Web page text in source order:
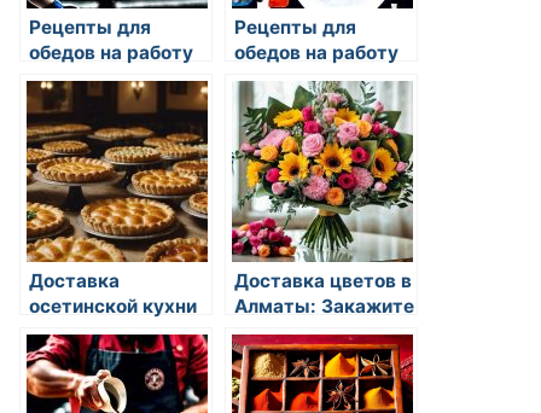
Рецепты для
обедов на работу
Рецепты для
обедов на работу
Доставка
осетинской кухни
— просто и вкусно
с Кафе пекарней
Кинолента
Доставка цветов в
Алматы: Закажите
букеты с сайтом
Bonjur